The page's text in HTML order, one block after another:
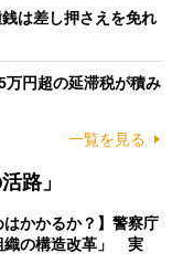
は差し押さえを免れ
円超の延滞税が積み
一覧を見る
路」
はかかるか？】警察庁
織の構造改革」 実